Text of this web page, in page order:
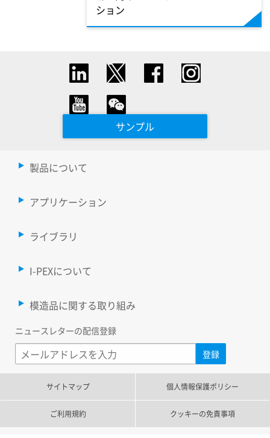
ション
サンプル
製品について
アプリケーション
ライブラリ
I-PEXについて
模造品に関する取り組み
ニュースレターの配信登録
サイトマップ 個人情報保護ポリシー
ご利用規約 クッキーの免責事項